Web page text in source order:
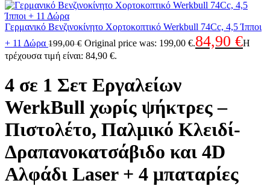
Γερμανικό Βενζινοκίνητο Χορτοκοπτικό Werkbull 74Cc, 4,5 Ίπποι
+ 11 Δώρα 199,00€ Original price was: 199,00 €.84,90 €Η
τρέχουσα τιμή είναι: 84,90 €.
4 σε 1 Σετ Εργαλείων
WerkBull χωρίς ψήκτρες –
Πιστολέτο, Παλμικό Κλειδί-
Δραπανοκατσάβιδο και 4D
Αλφάδι Laser + 4 μπαταρίες